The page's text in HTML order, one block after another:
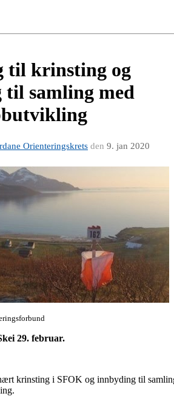
til krinsting og
samling med
Orienteringskrets den 9. jan 2020
29. februar.
krinsting i SFOK og innbyding til